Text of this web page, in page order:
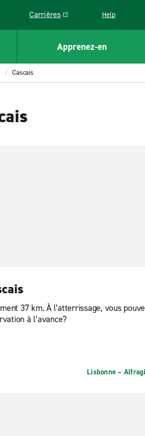
Carrières
Link opens in a new window
Help
Apprenez-en
Cascais
37 km. À l’atterrissage, vous
à l’avance?
Lisbonne –